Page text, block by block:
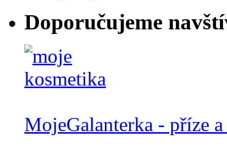
Doporučujeme
MojeGalanterka - příze